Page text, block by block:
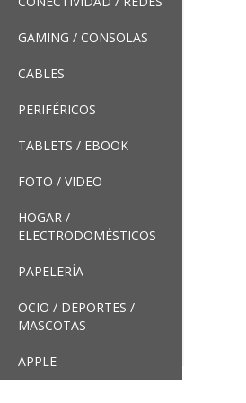
GAMING / CONSOLAS
CABLES
PERIFÉRICOS
TABLETS / EBOOK
FOTO / VIDEO
HOGAR /
ELECTRODOMÉSTICOS
PAPELERÍA
OCIO / DEPORTES /
MASCOTAS
APPLE